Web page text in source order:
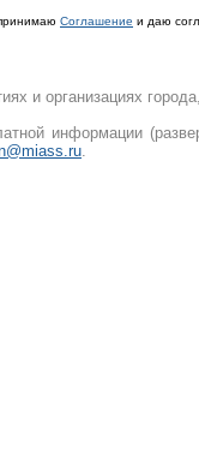
Cоглашение и даю
и организациях
информации